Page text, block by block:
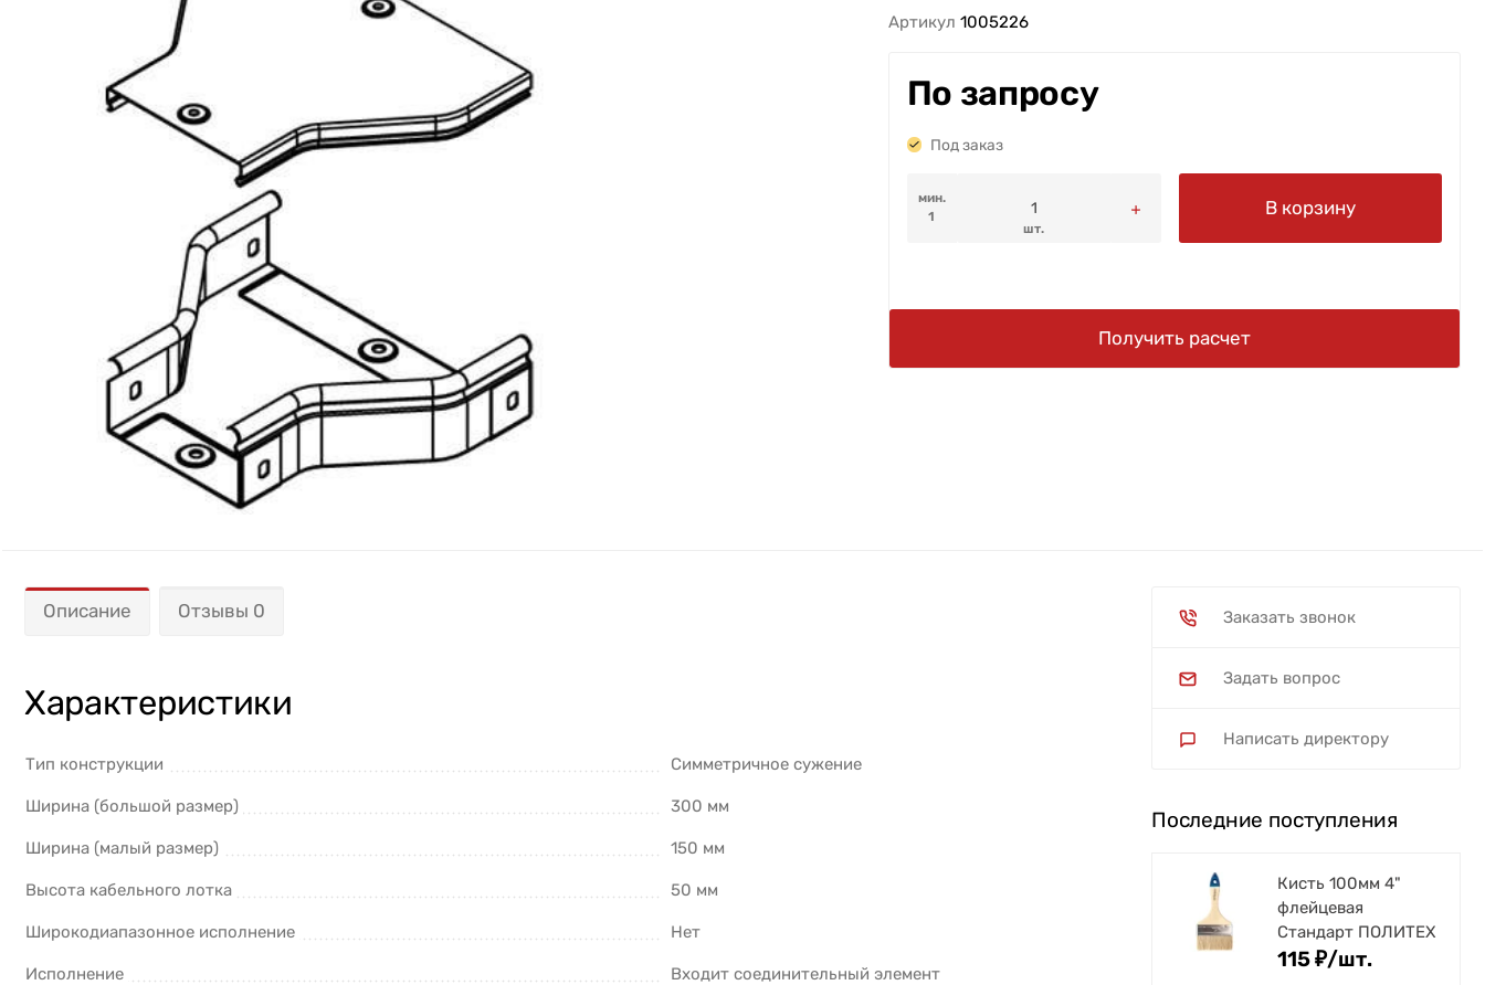
Артикул 1005226
По запросу
Под заказ
мин.
1
шт.
В корзину
Получить расчет
Описание Отзывы 0
Характеристики
Тип конструкции Симметричное сужение
Ширина (большой размер) 300 мм
Ширина (малый размер) 150 мм
Высота кабельного лотка 50 мм
Широкодиапазонное исполнение Нет
Исполнение Входит соединительный элемент
Заказать звонок
Задать вопрос
Написать директору
Последние поступления
Кисть 100мм 4"
флейцевая
Стандарт ПОЛИТЕХ
115₽/шт.